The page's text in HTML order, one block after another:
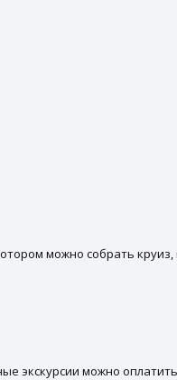
можно собрать
экскурсии можно